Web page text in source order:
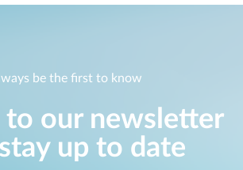
be the first to know
to our newsletter
up to date